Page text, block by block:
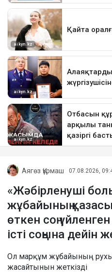
Аягөз Құрмаш 07.08.2026,
«Жәбірленуші
жұбайының
өткен соң
істі соңына дейін
Ол марқұм жұбайының
жасайтынын жеткізді